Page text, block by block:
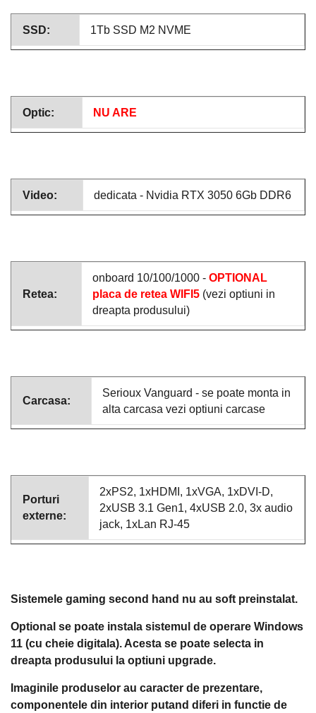
SSD: 1Tb SSD M2 NVME
Optic: NU ARE
Video: dedicata - Nvidia RTX 3050 6Gb DDR6
Retea:
onboard 10/100/1000 - OPTIONAL
placa de retea WIFI5 (vezi optiuni in
dreapta produsului)
Carcasa:
Serioux Vanguard - se poate monta in
alta carcasa vezi optiuni carcase
Porturi
externe:
2xPS2, 1xHDMI, 1xVGA, 1xDVI-D,
2xUSB 3.1 Gen1, 4xUSB 2.0, 3x audio
jack, 1xLan RJ-45
Sistemele gaming second hand nu au soft preinstalat.
Optional se poate instala sistemul de operare Windows
11 (cu cheie digitala). Acesta se poate selecta in
dreapta produsului la optiuni upgrade.
Imaginile produselor au caracter de prezentare,
componentele din interior putand diferi in functie de